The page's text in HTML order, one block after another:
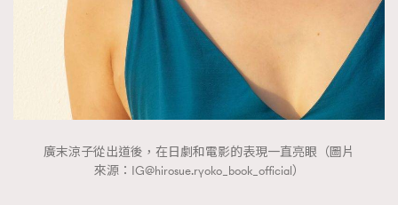
廣末涼子從出道後，在日劇和電影的表現一直亮眼（圖片
來源： IG@hirosue.ryoko_book_official）